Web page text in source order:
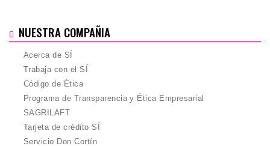
NUESTRA COMPAÑIA
Acerca de SÍ
Trabaja con el SÍ
Código de Ética
Programa de Transparencia y Ética Empresarial
SAGRILAFT
Tarjeta de crédito SÍ
Servicio Don Cortín